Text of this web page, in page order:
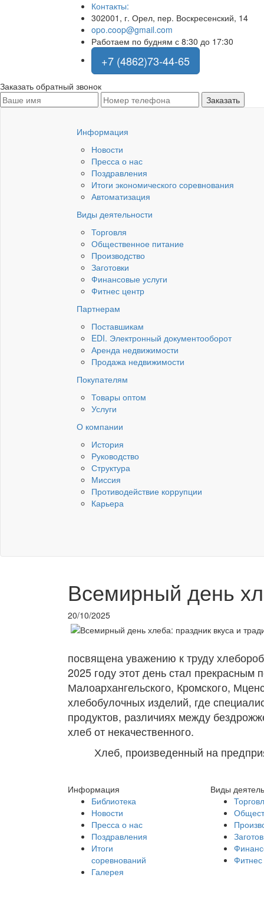
Контакты:
302001, г. Орел, пер. Воскресенский, 14
opo.coop@gmail.com
Работаем по будням с 8:30 до 17:30
+7 (4862)73-44-65
Заказать обратный звонок
Информация
Новости
Пресса о нас
Поздравления
Итоги экономического соревнования
Автоматизация
Виды деятельности
Торговля
Общественное питание
Производство
Заготовки
Финансовые услуги
Фитнес центр
Партнерам
Поставшикам
EDI. Электронный документооборот
Аренда недвижимости
Продажа недвижимости
Покупателям
Товары оптом
Услуги
О компании
История
Руководство
Структура
Миссия
Противодействие коррупции
Карьера
Всемирный день
20/10/2025
посвящена уважению к труду
2025 году этот день стал прекрасным
Малоархангельского, Кромского,
хлебобулочных изделий, где
продуктов, различиях между
хлеб от некачественного.
Хлеб, произведенный на
Информация
Библиотека
Новости
Пресса о нас
Поздравления
Итоги
соревнований
Галерея
Виды